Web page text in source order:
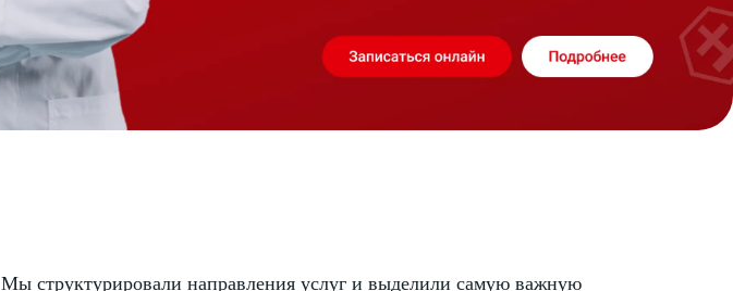
Мы структурировали направления услуг и выделили самую важную